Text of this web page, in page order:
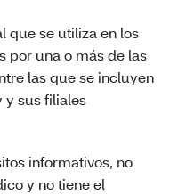
que se utiliza en los
por una o más de las
las que se incluyen
y sus filiales
informativos, no
y no tiene el